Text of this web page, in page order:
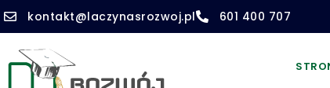
kontakt@laczynasrozwoj.pl 601 400 707